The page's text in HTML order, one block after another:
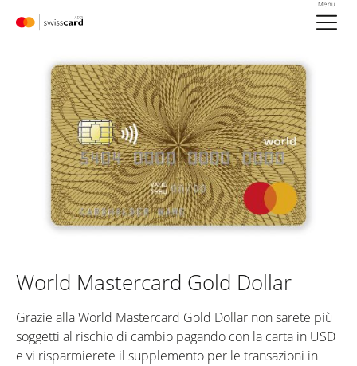
Logo
Meta
Menu
World Mastercard Gold Dollar
Grazie alla World Mastercard Gold Dollar non sarete più
soggetti al rischio di cambio pagando con la carta in USD
e vi risparmierete il supplemento per le transazioni in